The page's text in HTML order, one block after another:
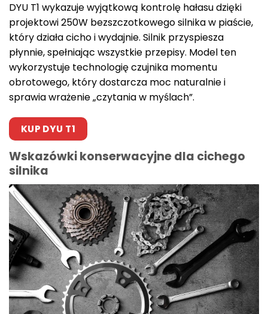
DYU T1 wykazuje wyjątkową kontrolę hałasu dzięki
projektowi 250W bezszczotkowego silnika w piaście,
który działa cicho i wydajnie. Silnik przyspiesza
płynnie, spełniając wszystkie przepisy. Model ten
wykorzystuje technologię czujnika momentu
obrotowego, który dostarcza moc naturalnie i
sprawia wrażenie „czytania w myślach”.
KUP DYU T1
Wskazówki konserwacyjne dla cichego
silnika